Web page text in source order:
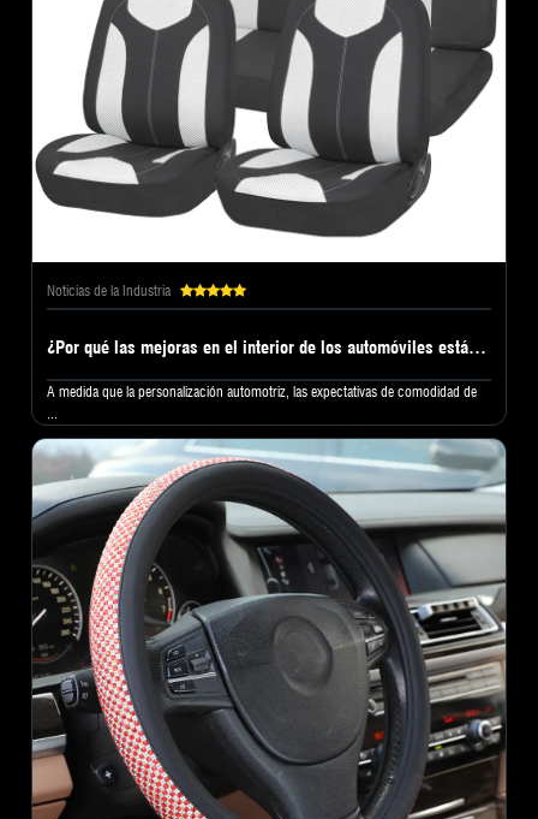
Noticias de la Industria
¿Por qué las mejoras en el interior de los automóviles están impulsando una nueva demanda de soluciones personalizadas de protección de asientos?
A medida que la personalización automotriz, las expectativas de comodidad de